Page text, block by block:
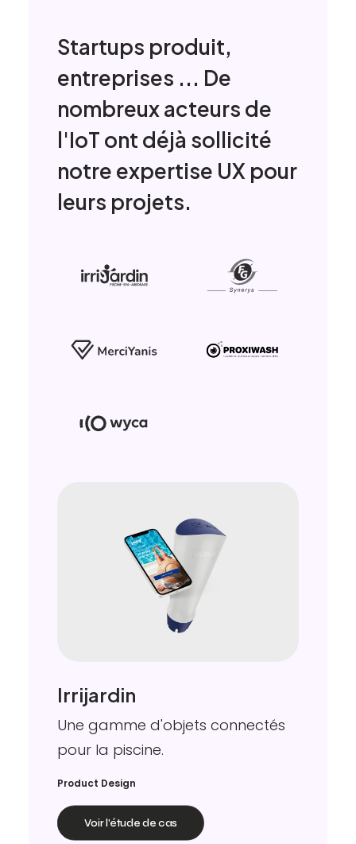
Startups produit,
entreprises ... De
nombreux acteurs de
l'IoT ont déjà sollicité
notre expertise UX pour
leurs projets.
Irrijardin
Une gamme d'objets connectés
pour la piscine.
Product Design
Voir l'étude de cas